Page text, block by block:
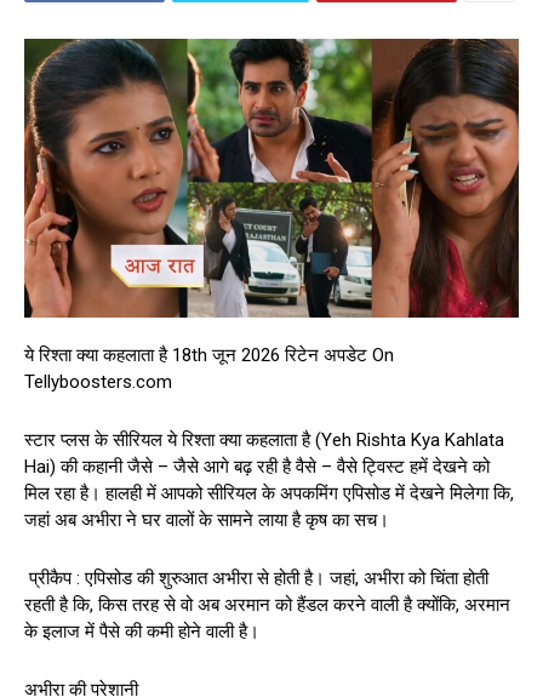
ये रिश्ता क्या कहलाता है 18th जून 2026 रिटेन अपडेट On
Tellyboosters.com
स्टार प्लस के सीरियल ये रिश्ता क्या कहलाता है (Yeh Rishta Kya Kahlata
Hai) की कहानी जैसे – जैसे आगे बढ़ रही है वैसे – वैसे ट्विस्ट हमें देखने को
मिल रहा है। हालही में आपको सीरियल के अपकमिंग एपिसोड में देखने मिलेगा कि,
जहां अब अभीरा ने घर वालों के सामने लाया है कृष का सच।
प्रीकैप : एपिसोड की शुरुआत अभीरा से होती है। जहां, अभीरा को चिंता होती
रहती है कि, किस तरह से वो अब अरमान को हैंडल करने वाली है क्योंकि, अरमान
के इलाज में पैसे की कमी होने वाली है।
अभीरा की परेशानी